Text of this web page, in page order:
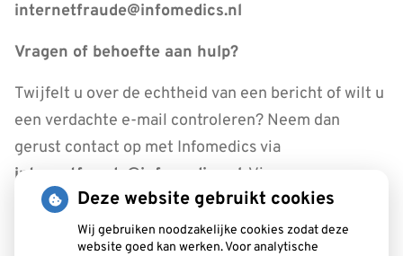
internetfraude@infomedics.nl
Vragen of behoefte aan hulp?
Twijfelt u over de echtheid van een bericht of wilt u
een verdachte e-mail controleren? Neem dan
gerust contact op met Infomedics via
internetfraude@infomedics.nl . Via
www.infomedics.nl/oplichting kunt u eenvoudig een
verdachte mail uploaden en meesturen.
Deze website gebruikt cookies
Wij gebruiken noodzakelijke cookies zodat deze
website goed kan werken. Voor analytische